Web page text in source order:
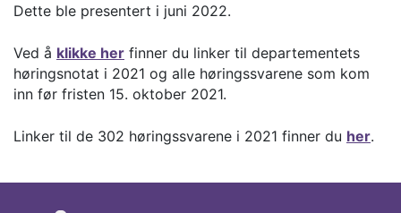
Dette ble presentert i juni 2022.
Ved å klikke her finner du linker til departementets
høringsnotat i 2021 og alle høringssvarene som kom
inn før fristen 15. oktober 2021.
Linker til de 302 høringssvarene i 2021 finner du her.